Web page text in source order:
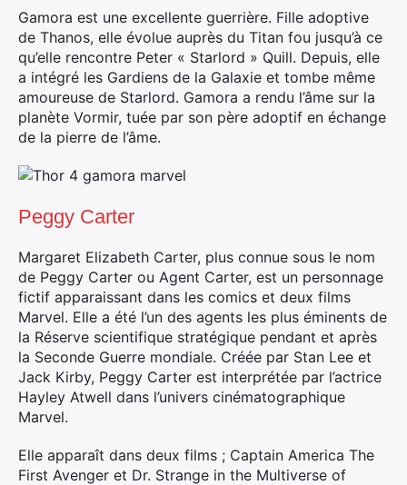
Gamora est une excellente guerrière. Fille adoptive
de Thanos, elle évolue auprès du Titan fou jusqu’à ce
qu’elle rencontre Peter « Starlord » Quill. Depuis, elle
a intégré les Gardiens de la Galaxie et tombe même
amoureuse de Starlord. Gamora a rendu l’âme sur la
planète Vormir, tuée par son père adoptif en échange
de la pierre de l’âme.
Peggy Carter
Margaret Elizabeth Carter, plus connue sous le nom
de Peggy Carter ou Agent Carter, est un personnage
fictif apparaissant dans les comics et deux films
Marvel. Elle a été l’un des agents les plus éminents de
la Réserve scientifique stratégique pendant et après
la Seconde Guerre mondiale. Créée par Stan Lee et
Jack Kirby, Peggy Carter est interprétée par l’actrice
Hayley Atwell dans l’univers cinématographique
Marvel.
Elle apparaît dans deux films ; Captain America The
First Avenger et Dr. Strange in the Multiverse of